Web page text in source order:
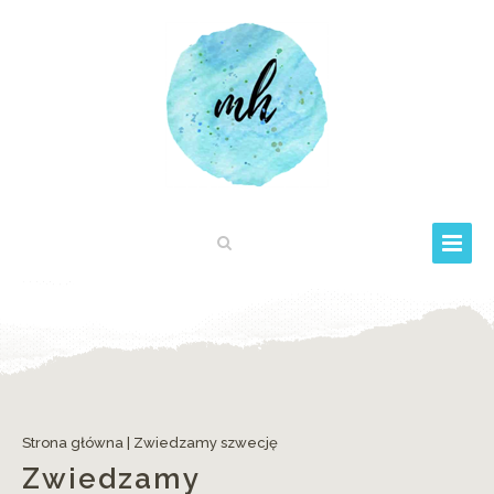
Strona główna Zwiedzamy szwecję
Zwiedzamy